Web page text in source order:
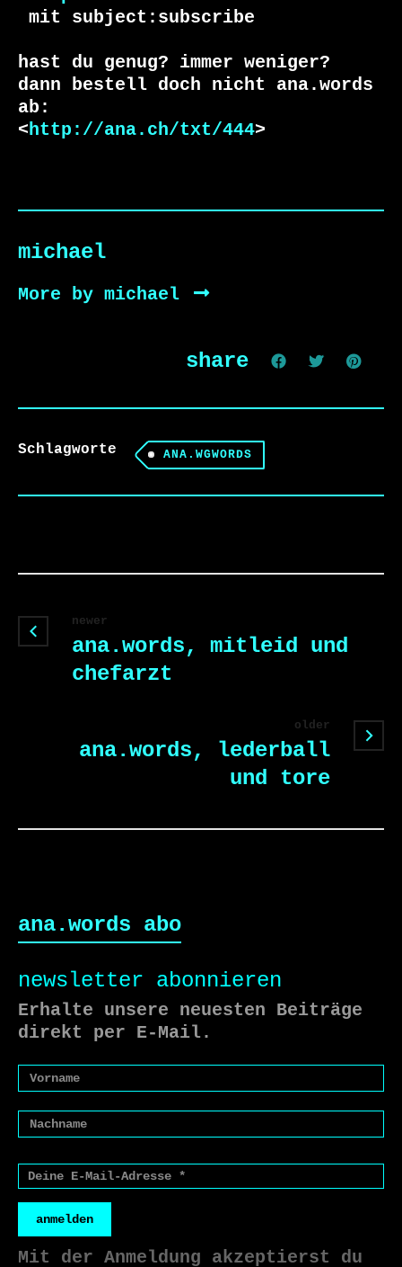
hast du genug? immer weniger?
dann bestell doch nicht ana.words
ab:
<http://ana.ch/txt/444>
michael
More by michael
share
Schlagworte ANA.WGWORDS
newer
ana.words, mitleid und
chefarzt
older
ana.words, lederball
und tore
ana.words abo
newsletter abonnieren
Erhalte unsere neuesten Beiträge
direkt per E-Mail.
anmelden
Mit der Anmeldung akzeptierst du